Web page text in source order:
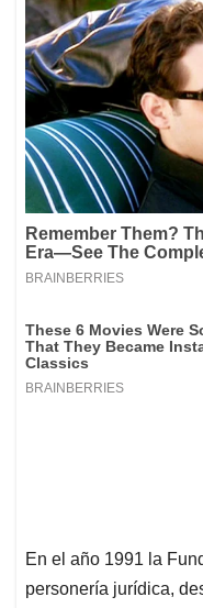
En el año 1991 la
personería jurídica,